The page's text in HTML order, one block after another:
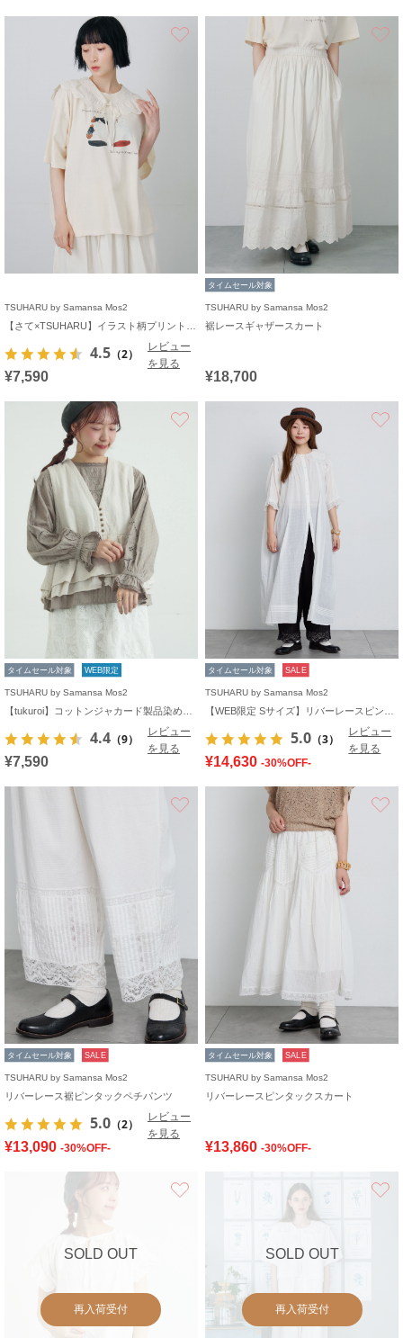
TSUHARU by Samansa Mos2
4.5 （2）
レビュー
を見る
¥7,590
タイムセール対象
TSUHARU by Samansa Mos2
裾レースギャザースカート
¥18,700
タイムセール対象 WEB限定
TSUHARU by Samansa Mos2
4.4 （9）
レビュー
を見る
¥7,590
タイムセール対象 SALE
TSUHARU by Samansa Mos2
5.0 （3）
レビュー
を見る
¥14,630 -30%OFF-
タイムセール対象 SALE
TSUHARU by Samansa Mos2
リバーレース裾ピンタックペチパンツ
5.0 （2）
レビュー
を見る
¥13,090 -30%OFF-
タイムセール対象 SALE
TSUHARU by Samansa Mos2
リバーレースピンタックスカート
¥13,860 -30%OFF-
SOLD OUT
再入荷受付
SOLD OUT
再入荷受付